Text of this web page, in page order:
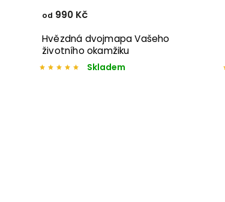
Hvězdná dvojmapa Vašeho
životního okamžiku
Skladem
od 990 Kč